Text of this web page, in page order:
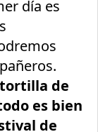
día es
de
es bien
de